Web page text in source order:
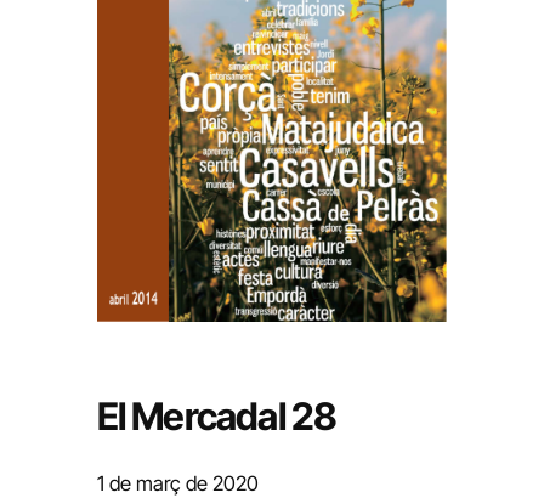
El Mercadal 28
1 de març de 2020